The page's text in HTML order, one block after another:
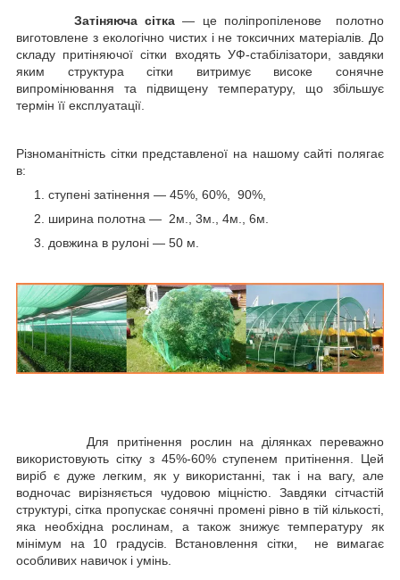
Затіняюча сітка— це поліпропіленове полотно
виготовлене з екологічно чистих і не токсичних матеріалів. До
складу притіняючої сітки входять УФ-стабілізатори, завдяки
яким структура сітки витримує високе сонячне
випромінювання та підвищену температуру, що збільшує
термін її експлуатації.
Різноманітність сітки представленої на нашому сайті полягає
в:
ступені затінення — 45%, 60%, 90%,
ширина полотна — 2м., 3м., 4м., 6м.
довжина в рулоні — 50 м.
Для притінення рослин на ділянках переважно
використовують сітку з 45%-60% ступенем притінення. Цей
виріб є дуже легким, як у використанні, так і на вагу, але
водночас вирізняється чудовою міцністю. Завдяки сітчастій
структурі, сітка пропускає сонячні промені рівно в тій кількості,
яка необхідна рослинам, а також знижує температуру як
мінімум на 10 градусів. Встановлення сітки, не вимагає
особливих навичок і умінь.